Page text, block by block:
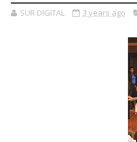
SUR DIGITAL 3 years ago